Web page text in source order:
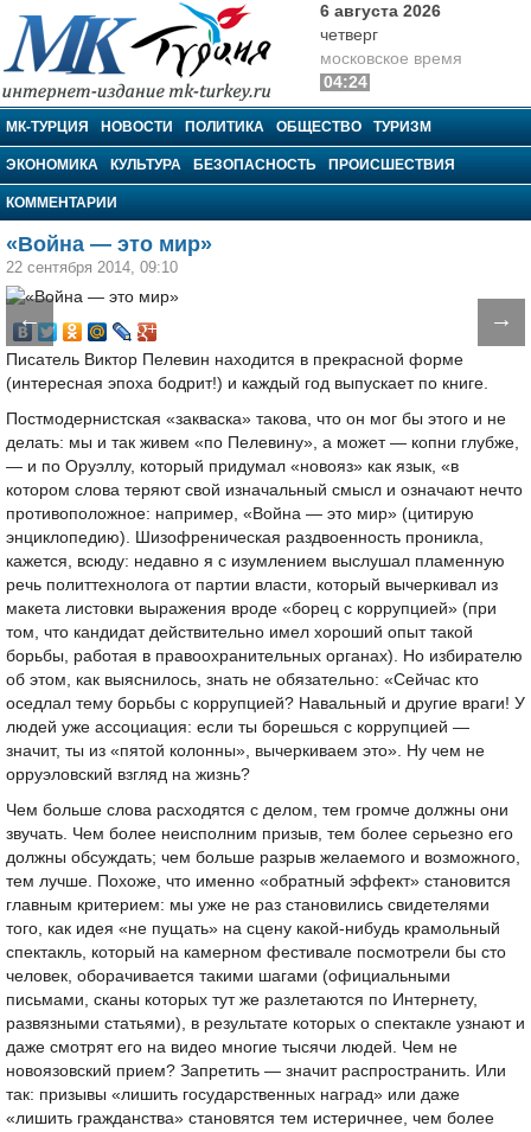
МК-Турция
6 августа 2026
четверг
московское время
04:24
МК-ТУРЦИЯ НОВОСТИ ПОЛИТИКА ОБЩЕСТВО ТУРИЗМ
ЭКОНОМИКА КУЛЬТУРА БЕЗОПАСНОСТЬ ПРОИСШЕСТВИЯ
КОММЕНТАРИИ
«Война — это мир»
22 сентября 2014, 09:10
← →
Писатель Виктор Пелевин находится в прекрасной форме
(интересная эпоха бодрит!) и каждый год выпускает по книге.
Постмодернистская «закваска» такова, что он мог бы этого и не
делать: мы и так живем «по Пелевину», а может — копни глубже,
— и по Оруэллу, который придумал «новояз» как язык, «в
котором слова теряют свой изначальный смысл и означают нечто
противоположное: например, «Война — это мир» (цитирую
энциклопедию). Шизофреническая раздвоенность проникла,
кажется, всюду: недавно я с изумлением выслушал пламенную
речь политтехнолога от партии власти, который вычеркивал из
макета листовки выражения вроде «борец с коррупцией» (при
том, что кандидат действительно имел хороший опыт такой
борьбы, работая в правоохранительных органах). Но избирателю
об этом, как выяснилось, знать не обязательно: «Сейчас кто
оседлал тему борьбы с коррупцией? Навальный и другие враги! У
людей уже ассоциация: если ты борешься с коррупцией —
значит, ты из «пятой колонны», вычеркиваем это». Ну чем не
орруэловский взгляд на жизнь?
Чем больше слова расходятся с делом, тем громче должны они
звучать. Чем более неисполним призыв, тем более серьезно его
должны обсуждать; чем больше разрыв желаемого и возможного,
тем лучше. Похоже, что именно «обратный эффект» становится
главным критерием: мы уже не раз становились свидетелями
того, как идея «не пущать» на сцену какой-нибудь крамольный
спектакль, который на камерном фестивале посмотрели бы сто
человек, оборачивается такими шагами (официальными
письмами, сканы которых тут же разлетаются по Интернету,
развязными статьями), в результате которых о спектакле узнают и
даже смотрят его на видео многие тысячи людей. Чем не
новоязовский прием? Запретить — значит распространить. Или
так: призывы «лишить государственных наград» или даже
«лишить гражданства» становятся тем истеричнее, чем более